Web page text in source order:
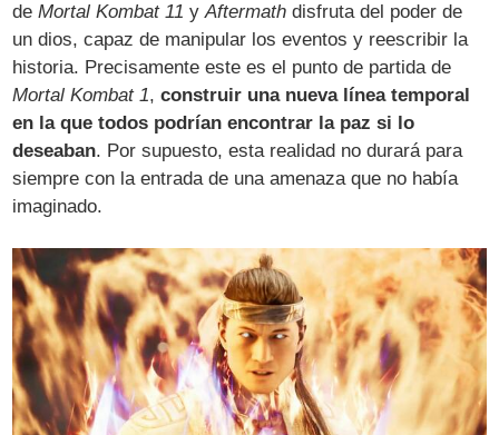
deMortal Kombat 11 yAftermath disfruta del poder de
un dios, capaz de manipular los eventos y reescribir la
historia. Precisamente este es el punto de partida de
Mortal Kombat 1,construir una nueva línea temporal
en la que todos podrían encontrar la paz si lo
deseaban. Por supuesto, esta realidad no durará para
siempre con la entrada de una amenaza que no había
imaginado.